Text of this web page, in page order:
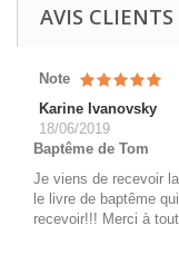
AVIS CLIENTS
Note
Karine Ivanovsky
18/06/2019
Baptême de Tom
Je viens de recevoir
le livre de baptême
recevoir!!! Merci à